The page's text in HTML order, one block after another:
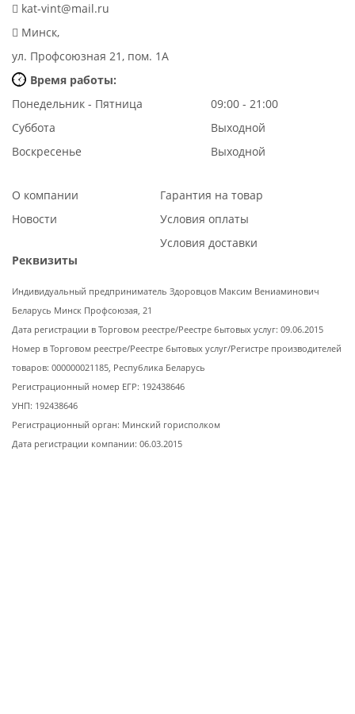
kat-vint@mail.ru
Минск,
ул. Профсоюзная 21, пом. 1А
Время работы:
Понедельник - Пятница
09:00 - 21:00
Суббота
Выходной
Воскресенье
Выходной
О компании
Новости
Гарантия на товар
Условия оплаты
Условия доставки
Реквизиты
Индивидуальный предприниматель Здоровцов Максим Вениаминович
Беларусь Минск Профсоюзая, 21
Дата регистрации в Торговом реестре/Реестре бытовых услуг: 09.06.2015
Номер в Торговом реестре/Реестре бытовых услуг/Регистре производителей
товаров: 000000021185, Республика Беларусь
Регистрационный номер ЕГР: 192438646
УНП: 192438646
Регистрационный орган: Минский горисполком
Дата регистрации компании: 06.03.2015